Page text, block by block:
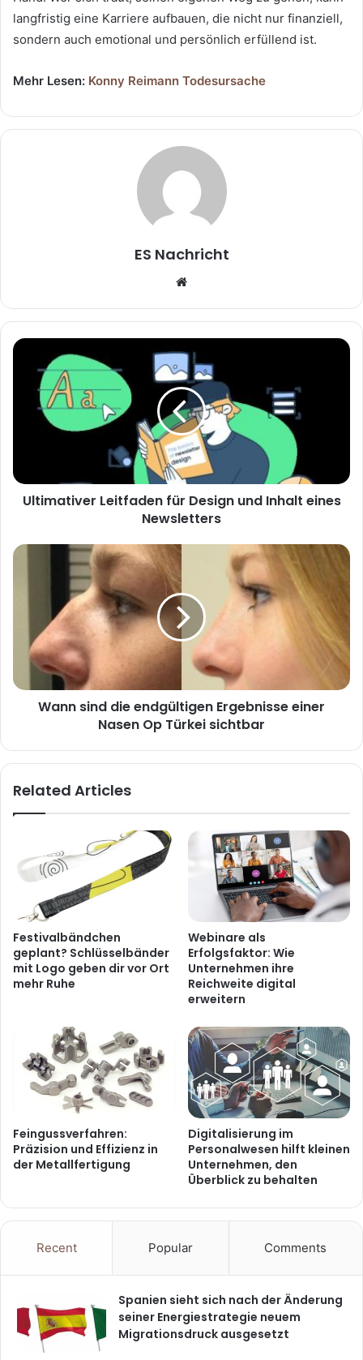
langfristig eine Karriere aufbauen, die nicht nur finanziell,
sondern auch emotional und persönlich erfüllend ist.
Mehr Lesen: Konny Reimann Todesursache
ES Nachricht
b
s
i
t
e
Ultimativer Leitfaden für Design und Inhalt eines
Newsletters
Wann sind die endgültigen Ergebnisse einer
Nasen Op Türkei sichtbar
Related Articles
Festivalbändchen
geplant? Schlüsselbänder
mit Logo geben dir vor Ort
mehr Ruhe
Webinare als
Erfolgsfaktor: Wie
Unternehmen ihre
Reichweite digital
erweitern
Feingussverfahren:
Präzision und Effizienz in
der Metallfertigung
Digitalisierung im
Personalwesen hilft kleinen
Unternehmen, den
Überblick zu behalten
Recent Popular Comments
Spanien sieht sich nach der Änderung
seiner Energiestrategie neuem
Migrationsdruck ausgesetzt